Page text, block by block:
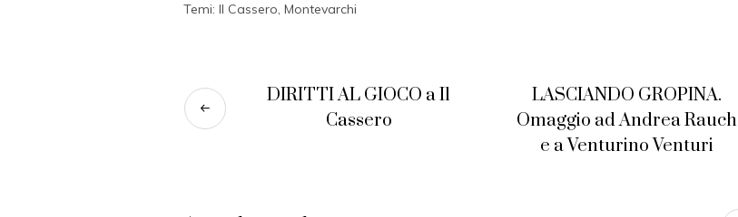
Temi: Il Cassero, Montevarchi
DIRITTI AL GIOCO a Il
Cassero
LASCIANDO GROPINA.
Omaggio ad Andrea Rauch
e a Venturino Venturi